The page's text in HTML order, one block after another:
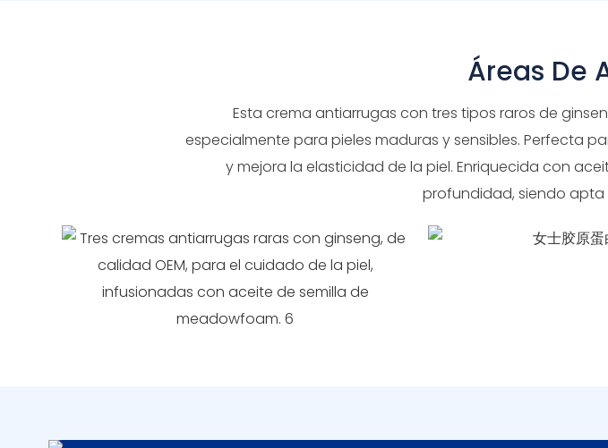
Áreas De
Esta crema antiarrugas con tres tipos raros de
especialmente para pieles maduras y sensibles. Perfecta
y mejora la elasticidad de la piel. Enriquecida con
profundidad, siendo